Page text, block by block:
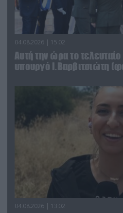
04.08.2026 | 15:02
Αυτή την ώρα το
υπουργό Ι.Βαρβιτσιώτη
04.08.2026 | 13:02